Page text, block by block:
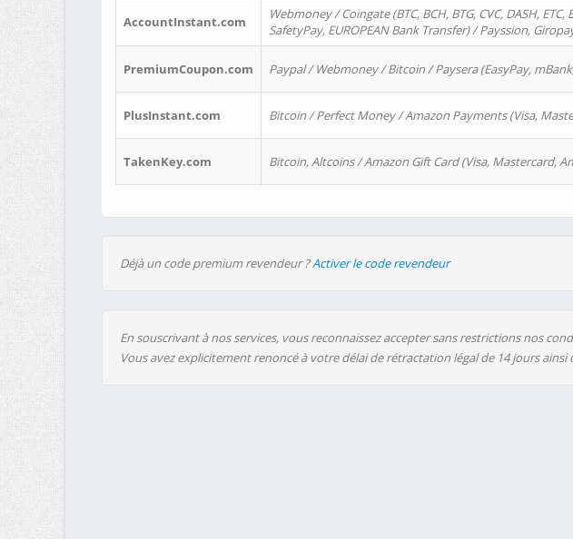
AccountInstant.com
Webmoney / Coingate (BTC, BCH, BTG, CVC, DASH,
SafetyPay, EUROPEAN Bank Transfer) / Payssion,
PremiumCoupon.com Paypal / Webmoney / Bitcoin / Paysera (EasyPay,
PlusInstant.com Bitcoin / Perfect Money / Amazon Payments (Visa,
TakenKey.com Bitcoin, Altcoins / Amazon Gift Card (Visa, Mastercard,
Déjà un code premium revendeur ?Activer le code revendeur
En souscrivant à nos services, vous reconnaissez accepter sans restrictions nos
Vous avez explicitement renoncé à votre délai de rétractation légal de 14 jours